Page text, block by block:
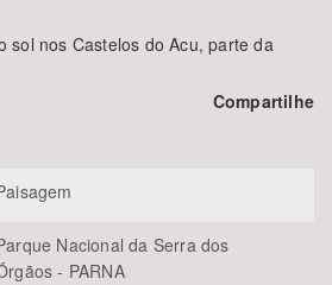
sol nos Castelos do Acu, parte da
Compartilhe
Nacional da Serra dos
- PARNA